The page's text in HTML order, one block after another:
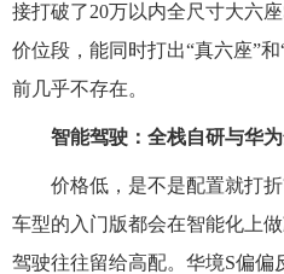
接打破了20万以内全尺寸大六
价位段，能同时打出“真六座”
前几乎不存在。
智能驾驶：全栈自研与华
价格低，是不是配置就打
车型的入门版都会在智能化上
驾驶往往留给高配。华境S偏偏